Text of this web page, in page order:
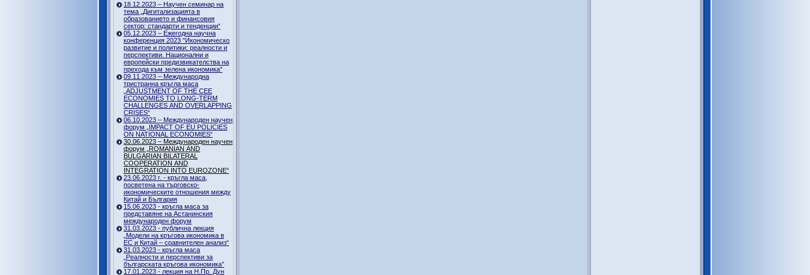
18.12.2023 – Научен семинар на
тема „Дигитализацията в
образованието и финансовия
сектор: стандарти и тенденции“
05.12.2023 – Ежегодна научна
конференция 2023 "Икономическо
развитие и политики: реалности и
перспективи. Национални и
европейски предизвикателства на
прехода към зелена икономика"
09.11.2023 – Международна
тристранна кръгла маса
„ADJUSTMENT OF THE CEE
ECONOMIES TO LONG-TERM
CHALLENGES AND OVERLAPPING
CRISES“
06.10.2023 – Международен научен
форум „IMPACT OF EU POLICIES
ON NATIONAL ECONOMIES“
30.06.2023 – Международен научен
форум „ROMANIAN AND
BULGARIAN BILATERAL
COOPERATION AND
INTEGRATION INTO EUROZONE“
23.06.2023 г. - кръгла маса,
посветена на търговско-
икономическите отношения между
Китай и България
15.06.2023 - кръгла маса за
представяне на Астанинския
международен форум
31.03.2023 - публична лекция
„Модели на кръгова икономика в
ЕС и Китай – сравнителен анализ“
31.03.2023 - кръгла маса
„Реалности и перспективи за
българската кръгова икономика”
17.01.2023 - лекция на Н.Пр. Дун